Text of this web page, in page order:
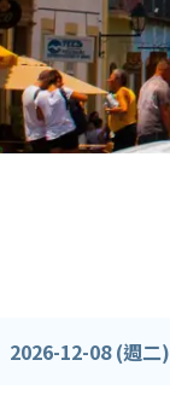
2026-12-08 (週二)